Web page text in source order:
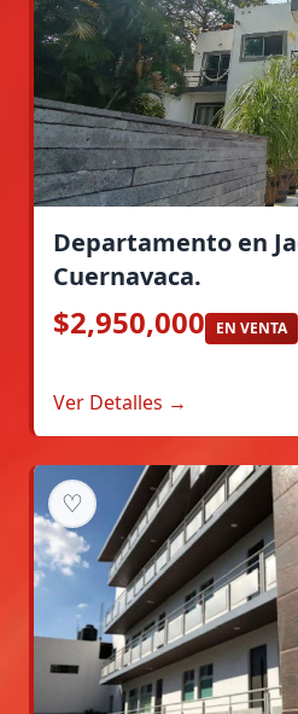
Departamento en
Cuernavaca.
$2,950,000 EN VENTA
Ver Detalles →
♡